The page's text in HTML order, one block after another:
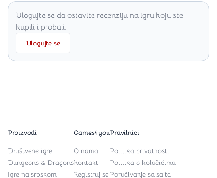
Ulogujte se da ostavite recenziju na igru koju ste
kupili i probali.
Ulogujte se
Proizvodi
Društvene igre
Dungeons & Dragons
Igre na srpskom
Games4you
O nama
Kontakt
Registruj se
Pravilnici
Politika privatnosti
Politika o kolačićima
Poručivanje sa sajta